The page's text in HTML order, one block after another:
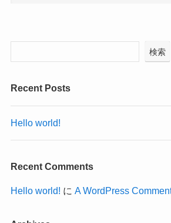
検索
Recent Posts
Hello world!
Recent Comments
Hello world! に A WordPress